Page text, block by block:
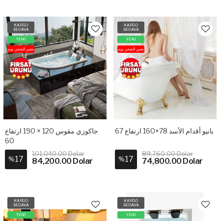
KARGO
BEDAVA
YENİ
نفس الشحن يوم
جاكوزي مقوس 120 × 190 ارتفاع
60
%17
101,040.00 Dolar
84,200.00 Dolar
KARGO
BEDAVA
YENİ
نفس الشحن يوم
بانيو أقدام الأسد 78×160 ارتفاع 67
%17
89,760.00 Dolar
74,800.00 Dolar
KARGO
BEDAVA
YENİ
KARGO
BEDAVA
YENİ